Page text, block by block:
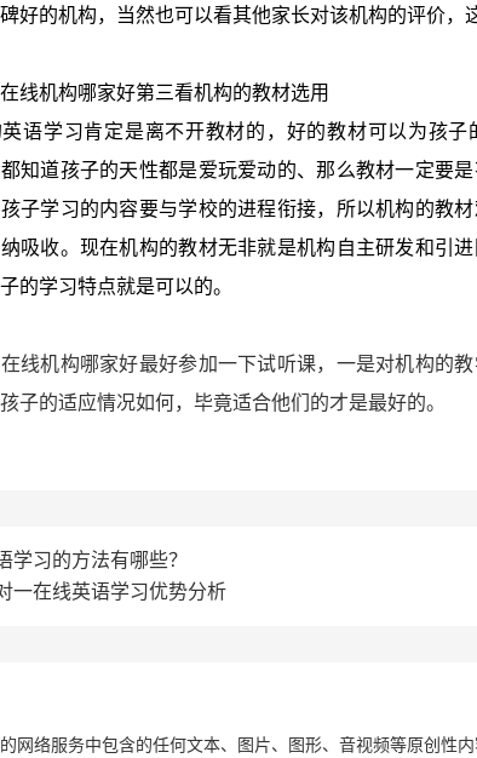
好的机构，当然也可以看其他家长对该机构的评价，
线机构哪家好第三看机构的教材选用
语学习肯定是离不开教材的，好的教材可以为孩子
知道孩子的天性都是爱玩爱动的、那么教材一定要
子学习的内容要与学校的进程衔接，所以机构的教
吸收。现在机构的教材无非就是机构自主研发和引
的学习特点就是可以的。
线机构哪家好最好参加一下试听课，一是对机构的教
子的适应情况如何，毕竟适合他们的才是最好的。
学习的方法有哪些？
一在线英语学习优势分析
网络服务中包含的任何文本、图片、图形、音视频等原创性